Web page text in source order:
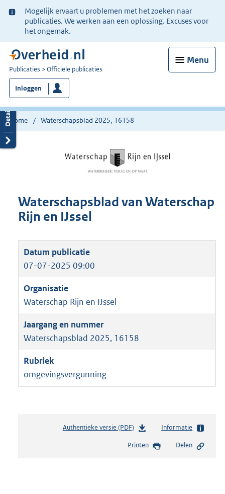
Ter
informatie:
Mogelijk ervaart u problemen met het zoeken naar
publicaties. We werken aan een oplossing. Excuses voor
het ongemak.
Menu
U
bent
nu
hier:
Publicaties Officiële publicaties
Inloggen
Home Waterschapsblad 2025, 16158
Waterschapsblad van Waterschap
Rijn en IJssel
07-07-2025 09:00
Waterschap Rijn en IJssel
Waterschapsblad 2025, 16158
omgevingsvergunning
Authentieke versie (PDF)b
s
Informatie
Printen Delen